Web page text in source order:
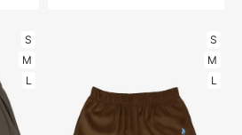
S
M
L
S
M
L